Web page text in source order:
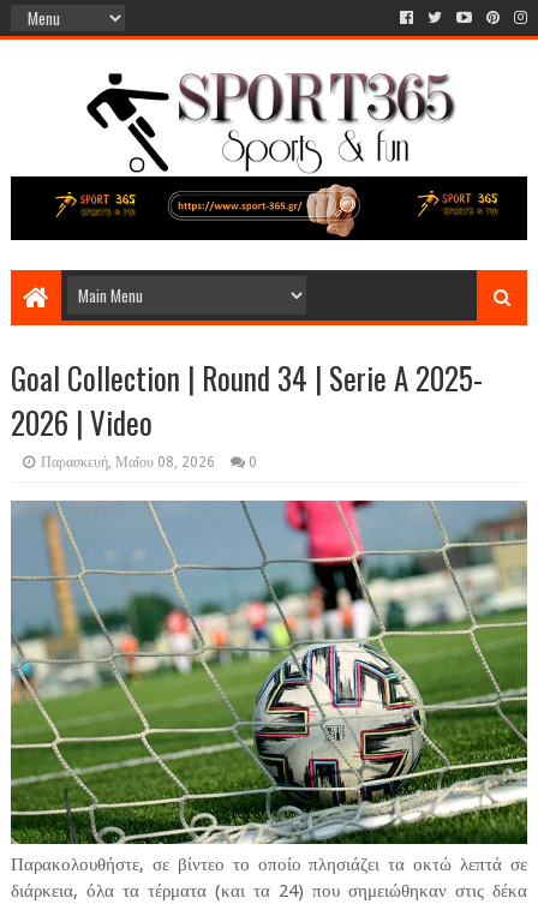
Goal Collection | Round 34 | Serie A 2025-
2026 | Video
Παρασκευή, Μαΐου 08, 2026 0
Παρακολουθήστε, σε βίντεο το οποίο πλησιάζει τα οκτώ λεπτά σε
διάρκεια, όλα τα τέρματα (και τα 24) που σημειώθηκαν στις δέκα